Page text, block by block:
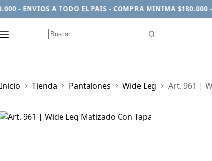
ENVIOS A TODO EL PAIS - COMPRA MINIMA $180.000 -
Inicio Tienda Pantalones Wide Leg Art. 961 |